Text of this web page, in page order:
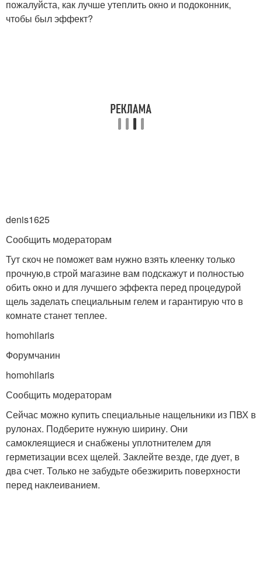
пожалуйста, как лучше утеплить окно и подоконник,
чтобы был эффект?
denis1625
Сообщить модераторам
Тут скоч не поможет вам нужно взять клеенку только
прочную,в строй магазине вам подскажут и полностью
обить окно и для лучшего эффекта перед процедурой
щель заделать специальным гелем и гарантирую что в
комнате станет теплее.
homohilaris
Форумчанин
homohilaris
Сообщить модераторам
Сейчас можно купить специальные нащельники из ПВХ в
рулонах. Подберите нужную ширину. Они
самоклеящиеся и снабжены уплотнителем для
герметизации всех щелей. Заклейте везде, где дует, в
два счет. Только не забудьте обезжирить поверхности
перед наклеиванием.